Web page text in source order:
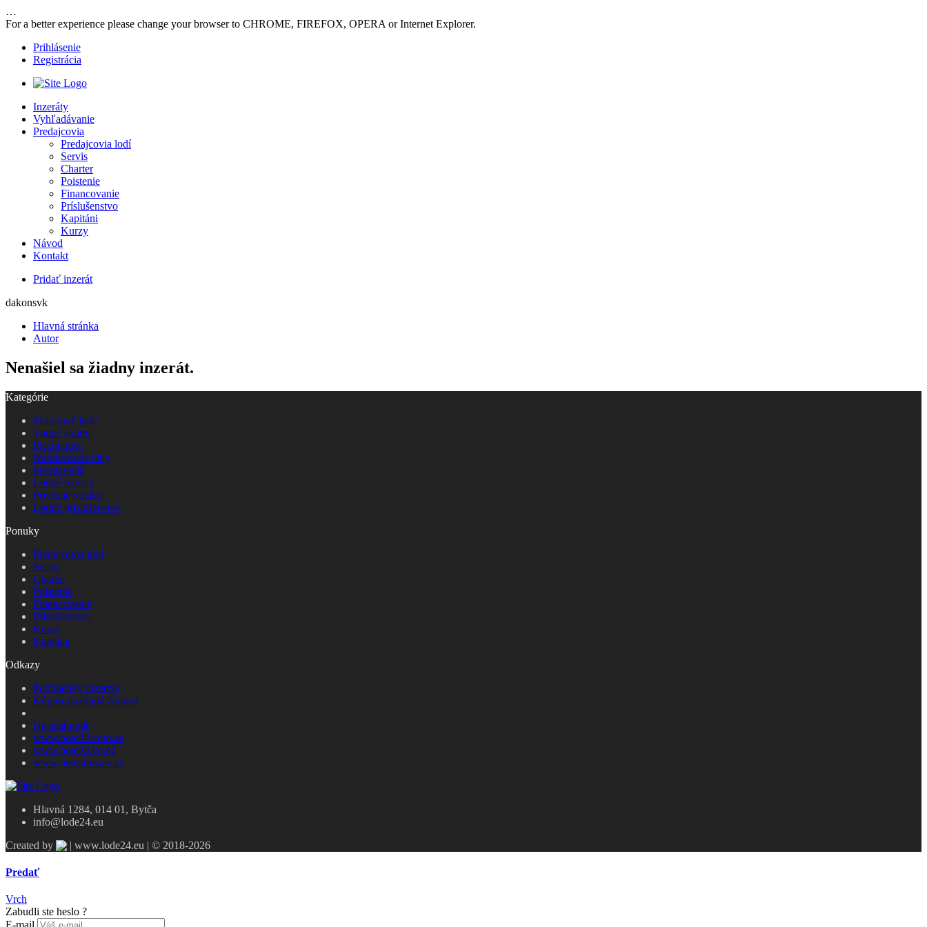
…
For a better experience please change your browser to CHROME, FIREFOX, OPERA or Internet Explorer.
Prihlásenie
Registrácia
Inzeráty
Vyhľadávanie
Predajcovia
Predajcovia lodí
Servis
Charter
Poistenie
Financovanie
Príslušenstvo
Kapitáni
Kurzy
Návod
Kontakt
Pridať inzerát
dakonsvk
Hlavná stránka
Autor
Nenašiel sa žiadny inzerát.
Kategórie
Motorové lode
Vodné skútre
Plachetnice
Nafukovacie člny
Iné plavidlá
Lodné motory
Prívesne vozíky
Lodné príslušenstvo
Ponuky
Predajcovia lodí
Servis
Charter
Poistenie
Financovanie
Príslušenstvo
Kurzy
Kapitáni
Odkazy
Podmienky inzercie
Kúpno-predajná zmluva
Na stiahnutie
www.boat24.com.au
www.boat24.co.nz
www.boatsforsale.eu
Hlavná 1284, 014 01, Bytča
info@lode24.eu
Created by
| www.lode24.eu | © 2018-2026
Predať
Vrch
Zabudli ste heslo ?